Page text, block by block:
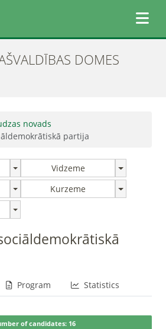
DOMES
novads
partija
Vidzeme
Kurzeme
Program Statistics
of candidates: 16